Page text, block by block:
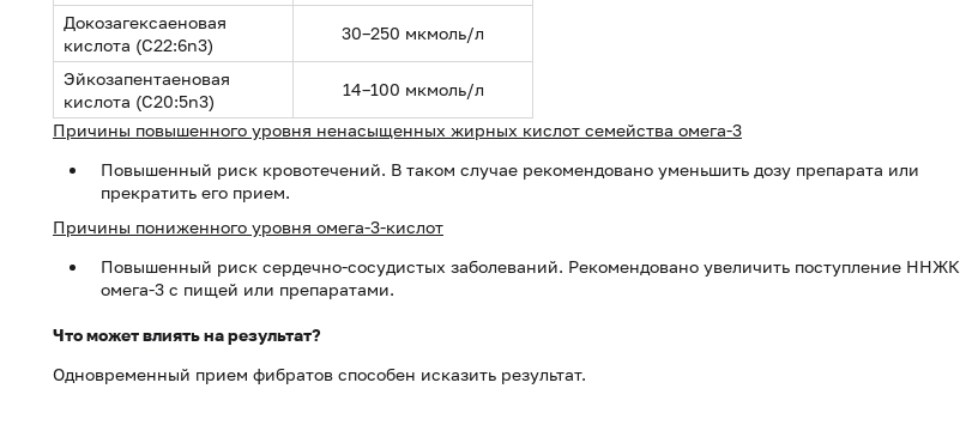
Докозагексаеновая
кислота (C22:6n3)
30–250 мкмоль/л
Эйкозапентаеновая
кислота (C20:5n3)
14–100 мкмоль/л
Причины повышенного уровня ненасыщенных жирных кислот семейства омега-3
Повышенный риск кровотечений. В таком случае рекомендовано уменьшить дозу препарата или
прекратить его прием.
Причины пониженного уровня омега-3-кислот
Повышенный риск сердечно-сосудистых заболеваний. Рекомендовано увеличить поступление ННЖК
омега-3 с пищей или препаратами.
Что может влиять на результат?
Одновременный прием фибратов способен исказить результат.